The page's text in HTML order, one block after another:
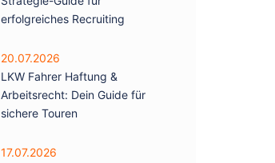
erfolgreiches Recruiting
20.07.2026
LKW Fahrer Haftung &
Arbeitsrecht: Dein Guide für
sichere Touren
17.07.2026